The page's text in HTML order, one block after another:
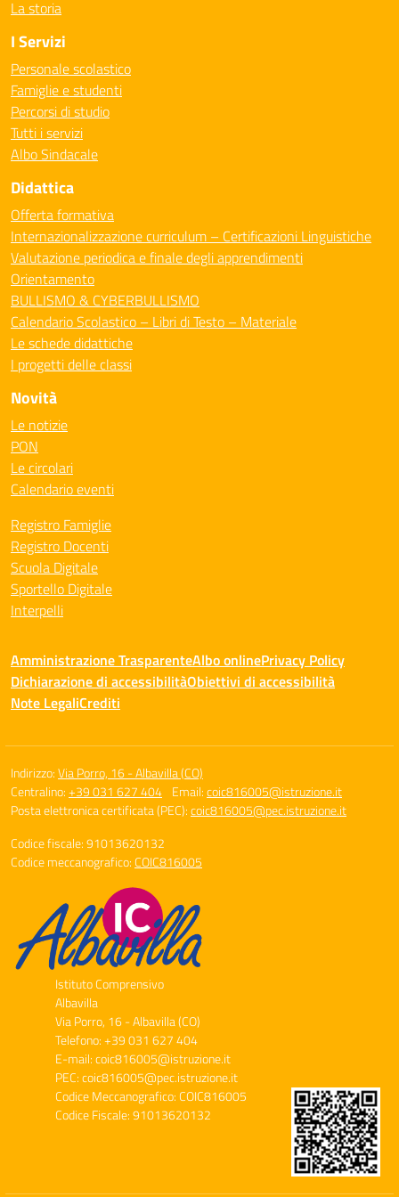
La storia
I Servizi
Personale scolastico
Famiglie e studenti
Percorsi di studio
Tutti i servizi
Albo Sindacale
Didattica
Offerta formativa
Internazionalizzazione curriculum – Certificazioni Linguistiche
Valutazione periodica e finale degli apprendimenti
Orientamento
BULLISMO & CYBERBULLISMO
Calendario Scolastico – Libri di Testo – Materiale
Le schede didattiche
I progetti delle classi
Novità
Le notizie
PON
Le circolari
Calendario eventi
Registro Famiglie
Registro Docenti
Scuola Digitale
Sportello Digitale
Interpelli
Amministrazione TrasparenteAlbo onlinePrivacy Policy
Dichiarazione di accessibilitàObiettivi di accessibilità
Note LegaliCrediti
Indirizzo:Via Porro, 16 - Albavilla (CO)
Centralino:+39 031 627 404 Email:coic816005@istruzione.it
Posta elettronica certificata (PEC):coic816005@pec.istruzione.it
Codice fiscale: 91013620132
Codice meccanografico:COIC816005
Istituto Comprensivo
Albavilla
Via Porro, 16 - Albavilla (CO)
Telefono: +39 031 627 404
E-mail: coic816005@istruzione.it
PEC: coic816005@pec.istruzione.it
Codice Meccanografico: COIC816005
Codice Fiscale: 91013620132